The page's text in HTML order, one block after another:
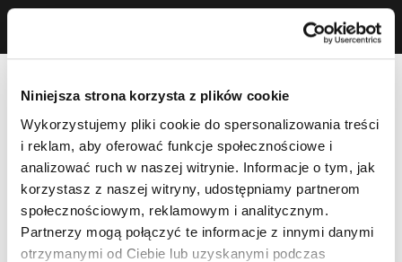
Niniejsza strona korzysta z plików cookie
Wykorzystujemy pliki cookie do spersonalizowania treści
i reklam, aby oferować funkcje społecznościowe i
analizować ruch w naszej witrynie. Informacje o tym, jak
korzystasz z naszej witryny, udostępniamy partnerom
społecznościowym, reklamowym i analitycznym.
Partnerzy mogą połączyć te informacje z innymi danymi
otrzymanymi od Ciebie lub uzyskanymi podczas